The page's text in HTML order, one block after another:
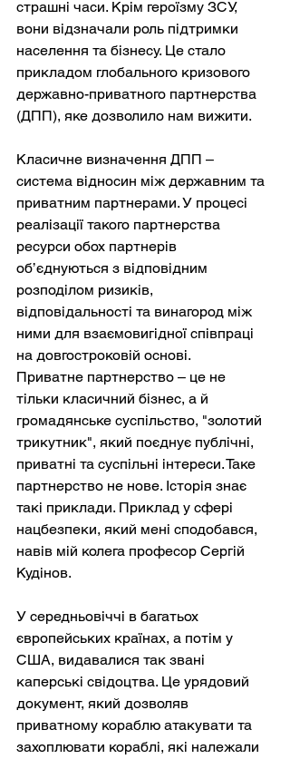
страшні часи. Крім героїзму ЗСУ,
вони відзначали роль підтримки
населення та бізнесу. Це стало
прикладом глобального кризового
державно-приватного партнерства
(ДПП), яке дозволило нам вижити.
Класичне визначення ДПП –
система відносин між державним та
приватним партнерами. У процесі
реалізації такого партнерства
ресурси обох партнерів
об’єднуються з відповідним
розподілом ризиків,
відповідальності та винагород між
ними для взаємовигідної співпраці
на довгостроковій основі.
Приватне партнерство – це не
тільки класичний бізнес, а й
громадянське суспільство, "золотий
трикутник", який поєднує публічні,
приватні та суспільні інтереси. Таке
партнерство не нове. Історія знає
такі приклади. Приклад у сфері
нацбезпеки, який мені сподобався,
навів мій колега професор Сергій
Кудінов.
У середньовіччі в багатьох
європейських країнах, а потім у
США, видавалися так звані
каперські свідоцтва. Це урядовий
документ, який дозволяв
приватному кораблю атакувати та
захоплювати кораблі, які належали